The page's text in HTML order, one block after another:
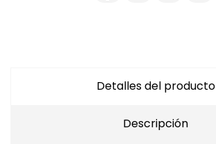
Detalles del producto
Descripción